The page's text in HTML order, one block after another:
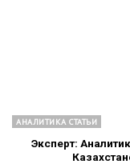
АНАЛИТИКА СТАТЬИ
Эксперт: